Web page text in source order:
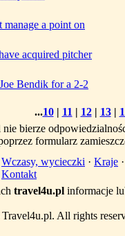
a point on
acquired pitcher
Bendik for a 2-2
...10| 11 | 12| 13|
bierze
formularz
Wczasy, wycieczki · Kraje
Kontakt
travel4u.pl informacje
All rights